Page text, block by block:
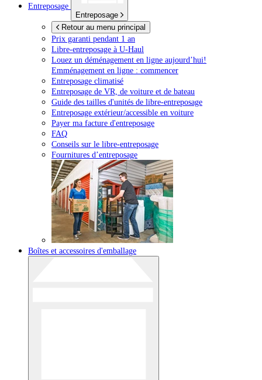
Entreposage
Entreposage
Retour au menu principal
Prix garanti pendant 1 an
Libre-entreposage à U-Haul
Louez un déménagement en ligne aujourd’hui!
Emménagement en ligne : commencer
Entreposage climatisé
Entreposage de VR, de voiture et de bateau
Guide des tailles d'unités de libre-entreposage
Entreposage extérieur/accessible en voiture
Payer ma facture d'entreposage
FAQ
Conseils sur le libre-entreposage
Fournitures d’entreposage
Boîtes et accessoires d'emballage